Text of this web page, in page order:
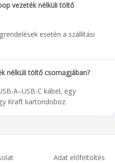
vezeték nélküli töltő
esetén a szállítási
nélküli töltő csomagjában?
A–USB-C kábel, egy
Kraft kartondoboz.
Adat előfeltöltés